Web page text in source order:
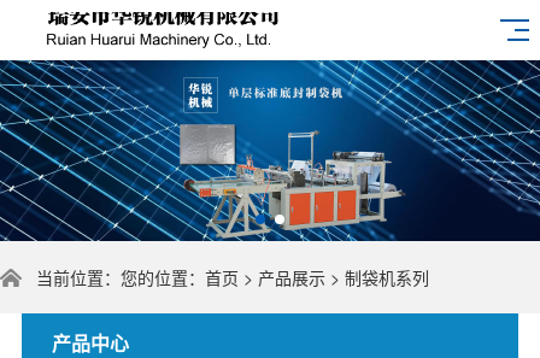
当前位置：您的位置： 首页 > 产品展示 > 制袋机系列
产品中心